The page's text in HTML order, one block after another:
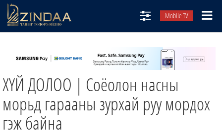
Mobile TV
ТВ8
ӨГЛӨӨНИЙ СОНИН
АУДИО ЗОХИОЛ
ЗИНДАА СЭТГҮҮЛ
ХҮЙ ДОЛОО | Соёолон насны
морьд гарааны зурхай руу мордох
гэж байна